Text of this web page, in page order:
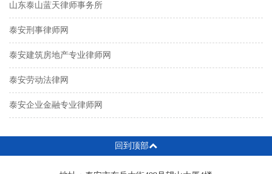
山东泰山蓝天律师事务所
泰安刑事律师网
泰安建筑房地产专业律师网
泰安劳动法律网
泰安企业金融专业律师网
回到顶部